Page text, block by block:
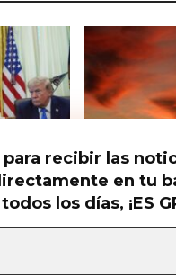
para
por
Trump presiona
aprobar el
permanente...
recibir las
en tu
los días, ¡ES